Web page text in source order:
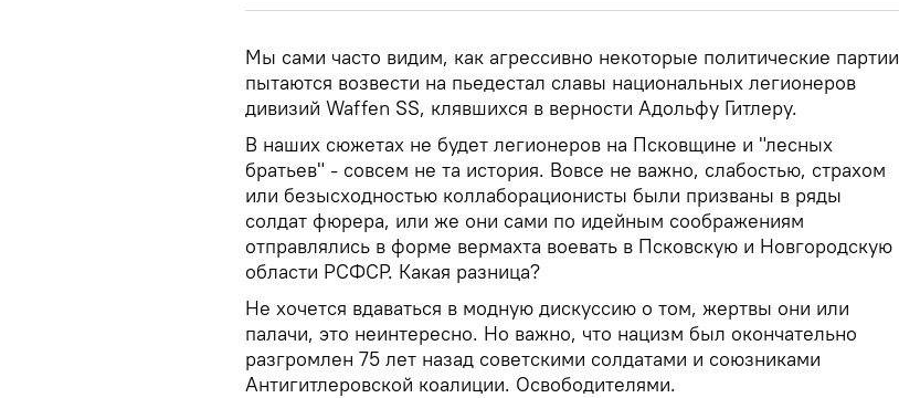
Мы сами часто видим, как агрессивно некоторые политические партии
пытаются возвести на пьедестал славы национальных легионеров
дивизий Waffen SS, клявшихся в верности Адольфу Гитлеру.
В наших сюжетах не будет легионеров на Псковщине и "лесных
братьев" - совсем не та история. Вовсе не важно, слабостью, страхом
или безысходностью коллаборационисты были призваны в ряды
солдат фюрера, или же они сами по идейным соображениям
отправлялись в форме вермахта воевать в Псковскую и Новгородскую
области РСФСР. Какая разница?
Не хочется вдаваться в модную дискуссию о том, жертвы они или
палачи, это неинтересно. Но важно, что нацизм был окончательно
разгромлен 75 лет назад советскими солдатами и союзниками
Антигитлеровской коалиции. Освободителями.